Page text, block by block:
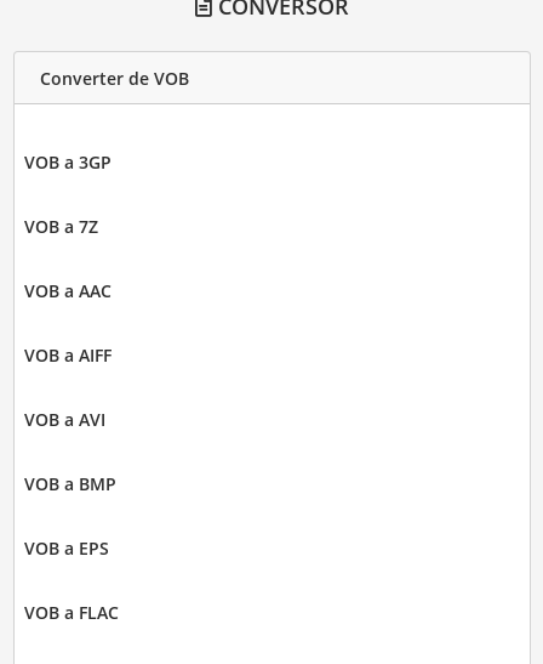
CONVERSOR
Converter de VOB
VOB a 3GP
VOB a 7Z
VOB a AAC
VOB a AIFF
VOB a AVI
VOB a BMP
VOB a EPS
VOB a FLAC